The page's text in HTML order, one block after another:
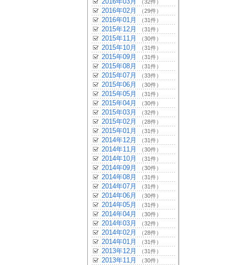
（32件）
2016年02月 （29件）
2016年01月 （31件）
2015年12月 （31件）
2015年11月 （30件）
2015年10月 （31件）
2015年09月 （31件）
2015年08月 （31件）
2015年07月 （33件）
2015年06月 （30件）
2015年05月 （31件）
2015年04月 （30件）
2015年03月 （32件）
2015年02月 （28件）
2015年01月 （31件）
2014年12月 （31件）
2014年11月 （30件）
2014年10月 （31件）
2014年09月 （30件）
2014年08月 （31件）
2014年07月 （31件）
2014年06月 （30件）
2014年05月 （31件）
2014年04月 （30件）
2014年03月 （32件）
2014年02月 （28件）
2014年01月 （31件）
2013年12月 （31件）
2013年11月 （30件）